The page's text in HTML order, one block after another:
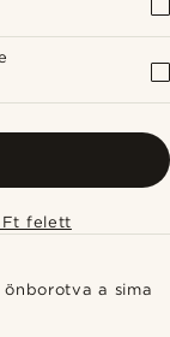
17 500 Ft felett
önborotva a sima